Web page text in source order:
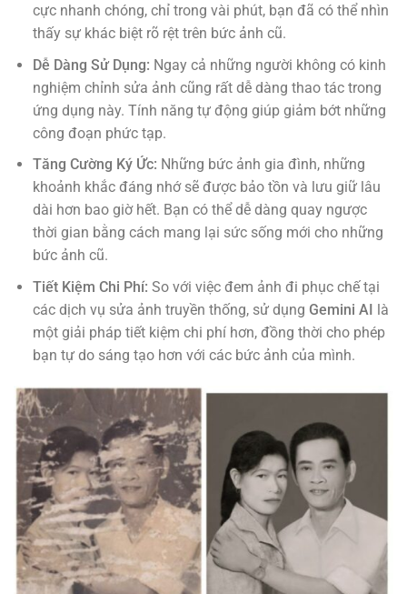
cực nhanh chóng, chỉ trong vài phút, bạn đã có thể nhìn
thấy sự khác biệt rõ rệt trên bức ảnh cũ.
Dễ Dàng Sử Dụng: Ngay cả những người không có kinh
nghiệm chỉnh sửa ảnh cũng rất dễ dàng thao tác trong
ứng dụng này. Tính năng tự động giúp giảm bớt những
công đoạn phức tạp.
Tăng Cường Ký Ức: Những bức ảnh gia đình, những
khoảnh khắc đáng nhớ sẽ được bảo tồn và lưu giữ lâu
dài hơn bao giờ hết. Bạn có thể dễ dàng quay ngược
thời gian bằng cách mang lại sức sống mới cho những
bức ảnh cũ.
Tiết Kiệm Chi Phí: So với việc đem ảnh đi phục chế tại
các dịch vụ sửa ảnh truyền thống, sử dụng Gemini AI là
một giải pháp tiết kiệm chi phí hơn, đồng thời cho phép
bạn tự do sáng tạo hơn với các bức ảnh của mình.